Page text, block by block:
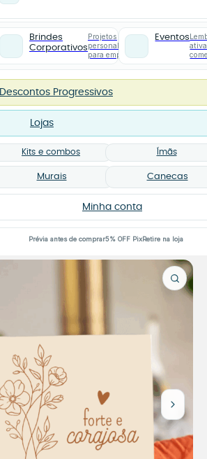
Brindes
Corporativos
Projetos
personalizados
para empresas
Eventos
Descontos Progressivos
Lojas
Kits e combos Ímãs
Murais Canecas
Minha conta
Prévia antes de comprar5% OFF PixRetire na loja